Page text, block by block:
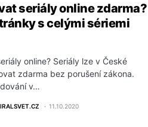
seriály online zdarma?
s celými sériemi
online? Seriály lze v České
zdarma bez porušení zákona.
v…
11.10.2020